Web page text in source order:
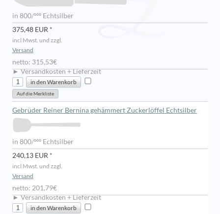
in 800/ººº Echtsilber
375,48 EUR *
incl Mwst. und zzgl.
Versand
netto: 315,53€
► Versandkosten + Lieferzeit
Gebrüder Reiner Bernina gehämmert Zuckerlöffel Echtsilber
in 800/ººº Echtsilber
240,13 EUR *
incl Mwst. und zzgl.
Versand
netto: 201,79€
► Versandkosten + Lieferzeit